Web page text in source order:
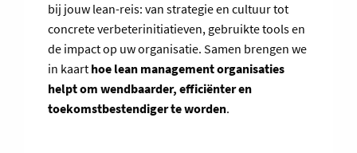
bij jouw lean-reis: van strategie en cultuur tot
concrete verbeterinitiatieven, gebruikte tools en
de impact op uw organisatie. Samen brengen we
in kaart hoe lean management organisaties
helpt om wendbaarder, efficiënter en
toekomstbestendiger te worden.